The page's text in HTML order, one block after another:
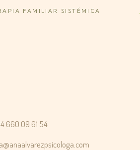
FAMILIAR SISTÉMICA
660 09 61 54